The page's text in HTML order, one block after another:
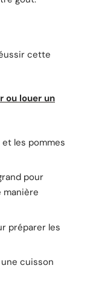
cette
ou louer un
les pommes
pour
manière
préparer les
une cuisson